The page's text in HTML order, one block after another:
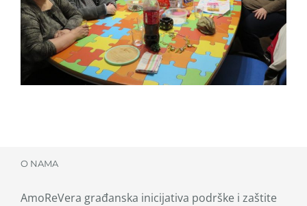
O NAMA
AmoReVera građanska inicijativa podrške i zaštite